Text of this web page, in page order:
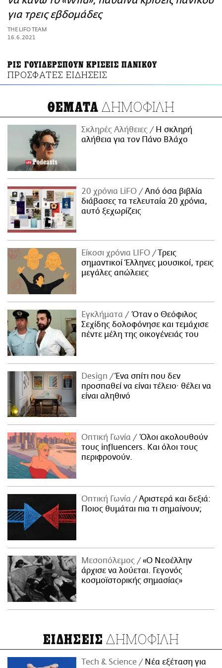
ΑΜΠΑ
PRINT
για τρεις εβδομάδες
THE LIFO TEAM
16.6.2021
ΡΙΣ ΓΟΥΙΔΕΡΣΠΟΥΝ ΚΡΙΣΕΙΣ ΠΑΝΙΚΟΥ
ΠΡΟΣΦΑΤΕΣ ΕΙΔΗΣΕΙΣ
ΘΕΜΑΤΑ ΔΗΜΟΦΙΛΗ
Σκληρές Αλήθειες
H σκληρή
αλήθεια για τον Πάνο Βλάχο
20 χρόνια LiFO
Από όσα βιβλία
διάβασες τα τελευταία 20 χρόνια,
αυτό ξεχωρίζεις
Είκοσι χρόνια LIFO
Tρεις
σημαντικοί Έλληνες μουσικοί, τρεις
μεγάλες απώλειες
Εγκλήματα
Όταν ο Θεόφιλος
Σεχίδης δολοφόνησε και τεμάχισε
πέντε μέλη της οικογένειάς του
Design
Ένα σπίτι που δεν
προσπαθεί να είναι τέλειο· θέλει να
είναι αληθινό
Οπτική Γωνία
Όλοι ακολουθούν
τους influencers. Και όλοι τους
περιφρονούν.
Οπτική Γωνία
Αριστερά και δεξιά:
Ποιος θυμάται πια τι σημαίνουν;
Μεσοπόλεμος
«Ο Νεοέλλην
άρχισε να λούεται. Γεγονός
κοσμοϊστορικής σημασίας»
ΕΙΔΗΣΕΙΣ ΔΗΜΟΦΙΛΗ
Τech & Science
Νέα εξέταση για